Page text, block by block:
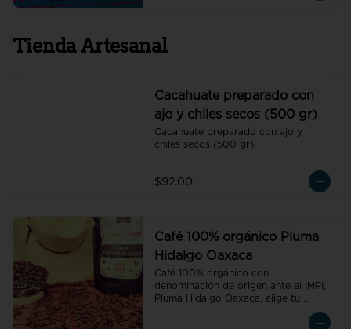
Tienda Artesanal
Cacahuate preparado con
ajo y chiles secos (500 gr)
Cacahuate preparado con ajo y
chiles secos (500 gr)
$92.00
Café 100% orgánico Pluma
Hidalgo Oaxaca
Café 100% orgánico con
denominación de origen ante el IMPI,
Pluma Hidalgo Oaxaca, elige tu